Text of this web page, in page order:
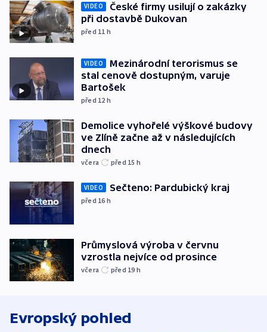
VIDEO
České firmy usilují o zakázky
při dostavbě Dukovan
před 11 h
VIDEO
Mezinárodní terorismus se
stal cenově dostupným, varuje
Bartošek
před 12 h
Demolice vyhořelé výškové budovy
ve Zlíně začne až v následujících
dnech
včera před 15 h
VIDEO Sečteno: Pardubický kraj
před 16 h
Průmyslová výroba v červnu
vzrostla nejvíce od prosince
včera před 19 h
Evropský pohled